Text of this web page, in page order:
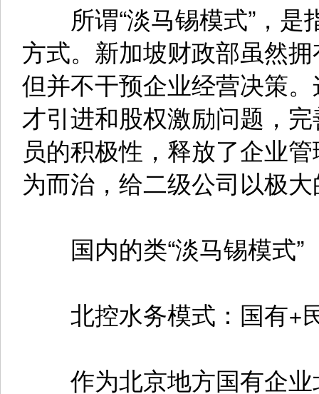
所谓“淡马锡模式”，是
方式。新加坡财政部虽然
但并不干预企业经营决策
才引进和股权激励问题，
员的积极性，释放了企业
为而治，给二级公司以极
国内的类“淡马锡模式”
北控水务模式：国有+
作为北京地方国有企业